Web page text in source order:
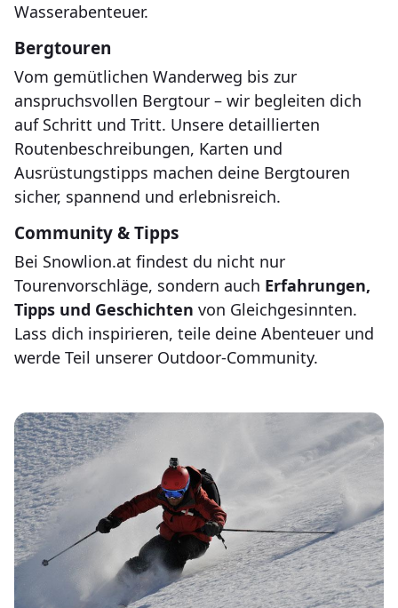
Wasserabenteuer.
Bergtouren
Vom gemütlichen Wanderweg bis zur
anspruchsvollen Bergtour – wir begleiten dich
auf Schritt und Tritt. Unsere detaillierten
Routenbeschreibungen, Karten und
Ausrüstungstipps machen deine Bergtouren
sicher, spannend und erlebnisreich.
Community & Tipps
Bei Snowlion.at findest du nicht nur
Tourenvorschläge, sondern auch Erfahrungen,
Tipps und Geschichten von Gleichgesinnten.
Lass dich inspirieren, teile deine Abenteuer und
werde Teil unserer Outdoor-Community.